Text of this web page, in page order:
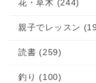
花・草木 (244)
親子でレッスン
読書 (259)
釣り (100)